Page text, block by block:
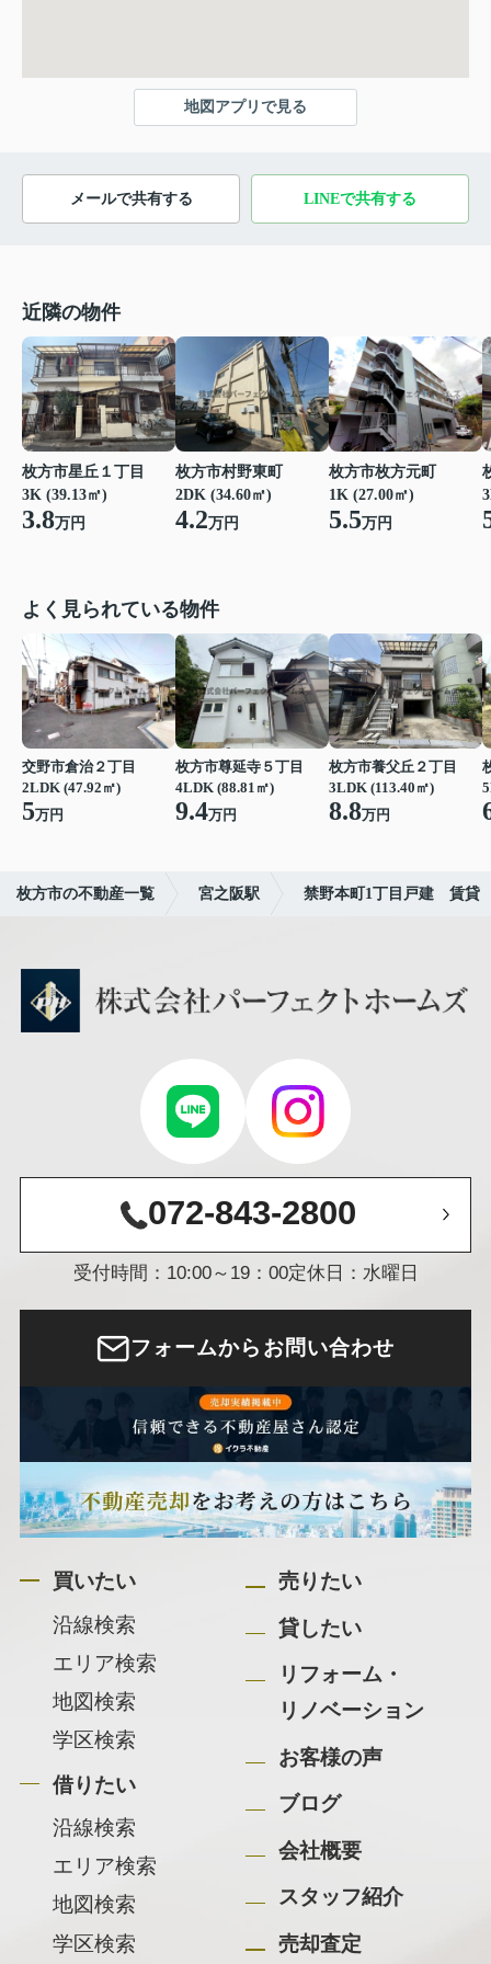
地図アプリで見る
メールで共有する LINEで共有する
近隣の物件
枚方市星丘１丁目
3K (39.13㎡)
3.8万円
枚方市村野東町
2DK (34.60㎡)
4.2万円
枚方市枚方元町
1K (27.00㎡)
5.5万円
よく見られている物件
交野市倉治２丁目
2LDK (47.92㎡)
5万円
枚方市尊延寺５丁目
4LDK (88.81㎡)
9.4万円
枚方市養父丘２丁目
3LDK (113.40㎡)
8.8万円
枚方市の不動産一覧 宮之阪駅 禁野本町1丁目戸建 賃貸
072-843-2800
受付時間：10:00～19：00定休日：水曜日
フォームからお問い合わせ
買いたい
沿線検索
エリア検索
地図検索
学区検索
借りたい
沿線検索
エリア検索
地図検索
学区検索
売りたい
貸したい
リフォーム・
リノベーション
お客様の声
ブログ
会社概要
スタッフ紹介
売却査定